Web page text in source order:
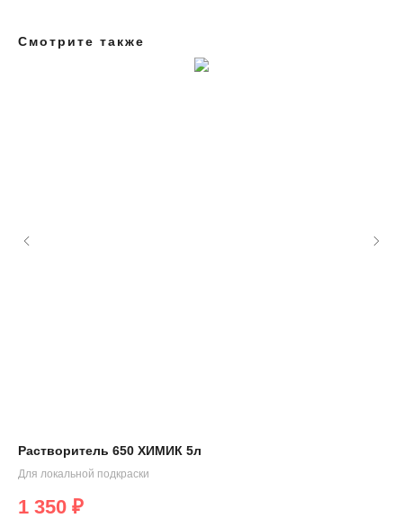
Смотрите также
Растворитель 650 ХИМИК 5л
Для локальной подкраски
1 350 ₽